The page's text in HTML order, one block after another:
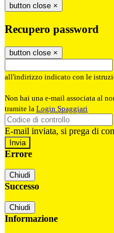
button close ×
Recupero password
button close ×
all'indirizzo indicato con le
Non hai una e-mail associata al
tramite la Login Spaggiari
E-mail inviata, si prega di
Errore
Chiudi
Successo
Chiudi
Informazione